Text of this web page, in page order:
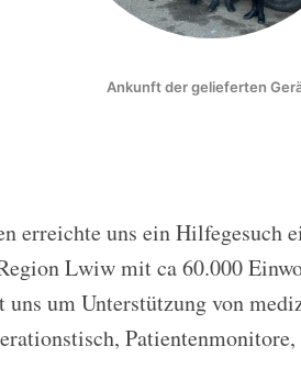
Ankunft der gelieferten
erreichte uns ein Hilfegesuch
Lwiw mit ca 60.000
uns um Unterstützung von